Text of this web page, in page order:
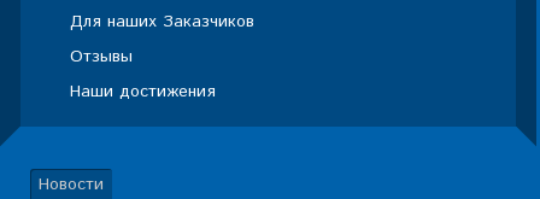
Для наших Заказчиков
Отзывы
Наши достижения
Новости